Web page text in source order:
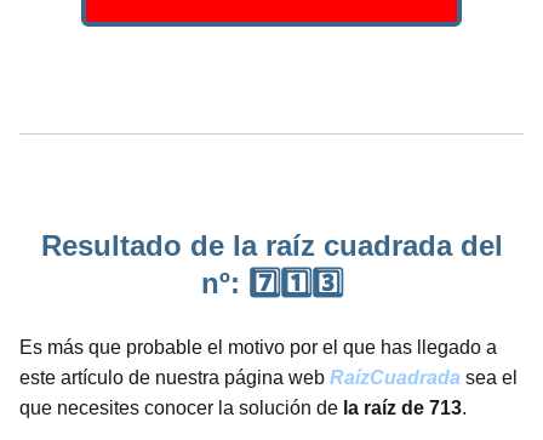
Resultado de la raíz cuadrada del
nº: 7️⃣1️⃣3️⃣
Es más que probable el motivo por el que has llegado a
este artículo de nuestra página web RaízCuadrada sea el
que necesites conocer la solución de la raíz de 713.